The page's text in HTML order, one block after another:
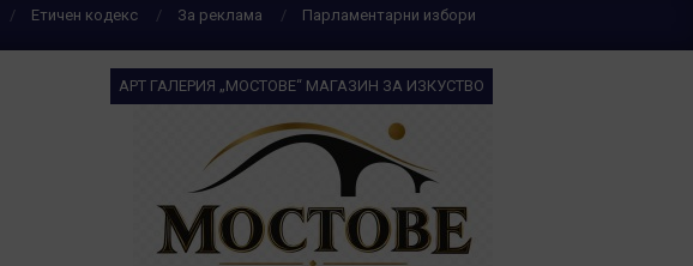
Етичен кодекс За реклама
Парламентарни избори
АРТ ГАЛЕРИЯ „МОСТОВЕ“ МАГАЗИН ЗА ИЗКУСТВО